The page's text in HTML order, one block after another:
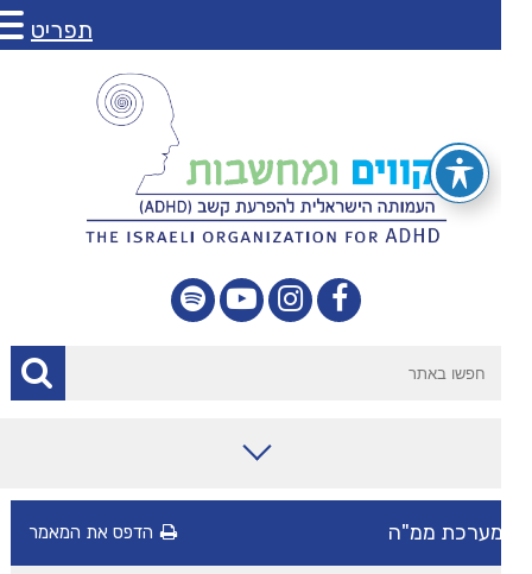
מאמרים
ממ"ה הדפס את המאמר
תפריט